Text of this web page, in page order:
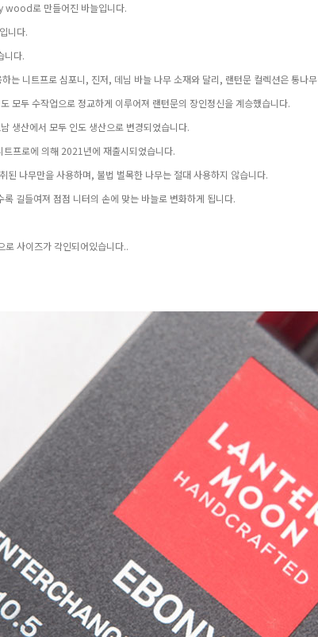
wood로 만들어진 바늘입니다.
니다.
니다.
니트프로 심포니, 진저, 데님 바늘 나무 소재와 달리, 랜턴문 컬렉션은 통나
모두 수작업으로 정교하게 이루어져 랜턴문의 장인정신을 계승했습니다.
생산에서 모두 인도 생산으로 변경되었습니다.
프로에 의해 2021년에 재출시되었습니다.
나무만을 사용하며, 불법 벌목한 나무는 절대 사용하지 않습니다.
길들여져 점점 니터의 손에 맞는 바늘로 변화하게 됩니다.
사이즈가 각인되어있습니다..